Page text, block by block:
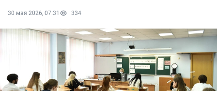
30 мая 2026, 07:31 334